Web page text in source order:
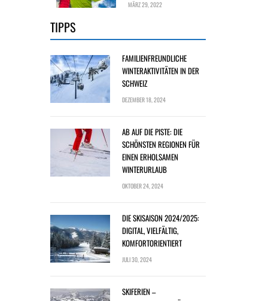
MÄRZ 29, 2022
TIPPS
FAMILIENFREUNDLICHE
WINTERAKTIVITÄTEN IN DER
SCHWEIZ
DEZEMBER 18, 2024
AB AUF DIE PISTE: DIE
SCHÖNSTEN REGIONEN FÜR
EINEN ERHOLSAMEN
WINTERURLAUB
OKTOBER 24, 2024
DIE SKISAISON 2024/2025:
DIGITAL, VIELFÄLTIG,
KOMFORTORIENTIERT
JULI 30, 2024
SKIFERIEN –